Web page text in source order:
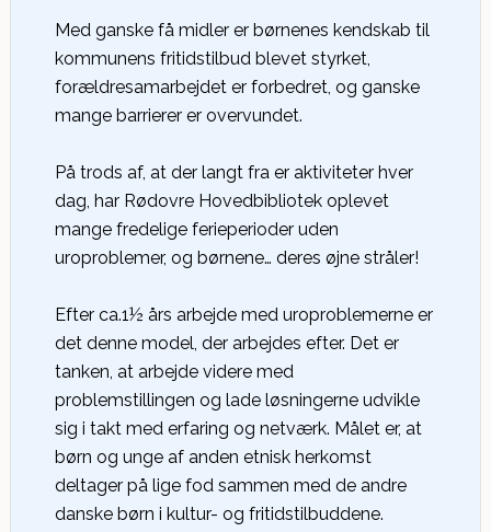
Med ganske få midler er børnenes kendskab til
kommunens fritidstilbud blevet styrket,
forældresamarbejdet er forbedret, og ganske
mange barrierer er overvundet.
På trods af, at der langt fra er aktiviteter hver
dag, har Rødovre Hovedbibliotek oplevet
mange fredelige ferieperioder uden
uroproblemer, og børnene… deres øjne stråler!
Efter ca.1½ års arbejde med uroproblemerne er
det denne model, der arbejdes efter. Det er
tanken, at arbejde videre med
problemstillingen og lade løsningerne udvikle
sig i takt med erfaring og netværk. Målet er, at
børn og unge af anden etnisk herkomst
deltager på lige fod sammen med de andre
danske børn i kultur- og fritidstilbuddene.